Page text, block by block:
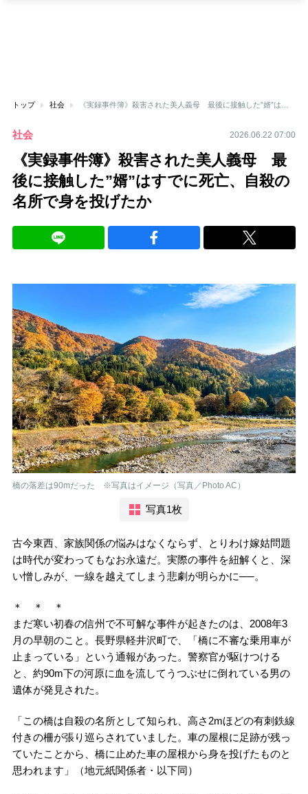
トップ 社会
社会 2026.06.22 07:00
《実録事件簿》殺害された美人義母 最
後に接触した”婿”はすでに死亡、自殺の
名所で身を投げたか
橋の落差は90mだった ※写真はイメージ（写真／Photo AC）
写真1枚
古今東西、家族関係の悩みはなくならず、とりわけ嫁姑問題
は時代が変わってもなお永遠だ。実際の事件を紐解くと、深
い憎しみが、一線を越えてしまう悲劇が明らかに──。
＊ ＊ ＊
まだ寒い初春の信州で不可解な事件が起きたのは、2008年3
月の早朝のこと。長野県軽井沢町で、「橋に不審な乗用車が
止まっている」という通報があった。警察官が駆けつける
と、約90m下の河原に血を流してうつぶせに倒れている男の
遺体が発見された。
「この橋は自殺の名所として知られ、高さ2mほどの有刺鉄線
付きの柵が張り巡らされていました。車の屋根に足跡が残っ
ていたことから、橋に止めた車の屋根から身を投げたものと
思われます」（地元紙関係者・以下同）